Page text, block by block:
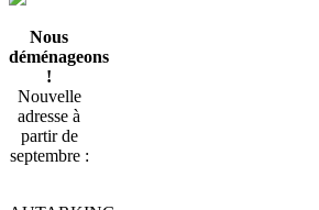
Nous
déménageons
!
Nouvelle
adresse à
partir de
septembre :